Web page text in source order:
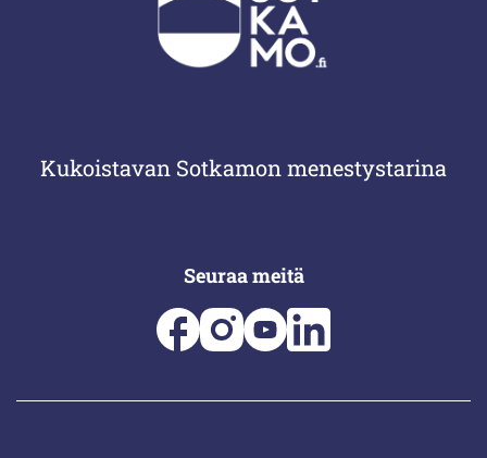
Kukoistavan Sotkamon menestystarina
Seuraa meitä